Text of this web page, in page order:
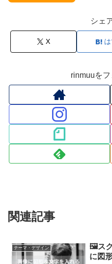
シェ
X
rinmuuを
関連記事
テーマ・デザイン
🖼️スク
に図